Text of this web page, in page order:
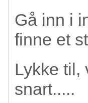
Gå inn i
finne et
Lykke til,
snart.....